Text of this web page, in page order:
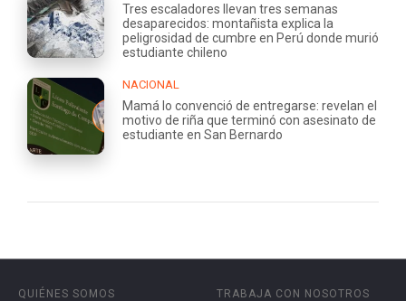
Tres escaladores llevan tres semanas
desaparecidos: montañista explica la
peligrosidad de cumbre en Perú donde murió
estudiante chileno
NACIONAL
Mamá lo convenció de entregarse: revelan el
motivo de riña que terminó con asesinato de
estudiante en San Bernardo
QUIÉNES SOMOS
TRABAJA CON NOSOTROS